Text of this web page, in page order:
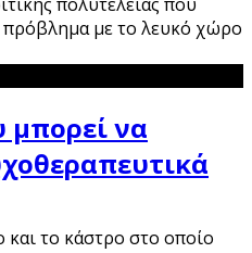
με το λευκό χώρο
μπορεί να
και το κάστρο στο οποίο